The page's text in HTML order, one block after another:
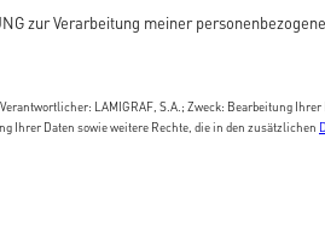
zur Verarbeitung meiner
LAMIGRAF, S.A.; Zweck: Bearbeitung Ihrer
Ihrer Daten sowie weitere Rechte, die in den zusätzlichen